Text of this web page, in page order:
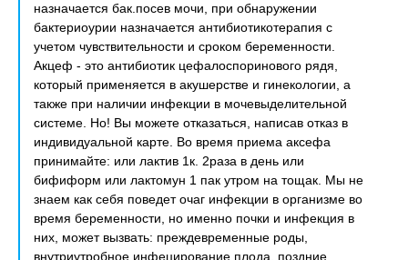
назначается бак.посев мочи, при обнаружении
бактериоурии назначается антибиотикотерапия с
учетом чувствительности и сроком беременности.
Акцеф - это антибиотик цефалоспоринового рядя,
который применяется в акушерстве и гинекологии, а
также при наличии инфекции в мочевыделительной
системе. Но! Вы можете отказаться, написав отказ в
индивидуальной карте. Во время приема аксефа
принимайте: или лактив 1к. 2раза в день или
бифиформ или лактомун 1 пак утром на тощак. Мы не
знаем как себя поведет очаг инфекции в организме во
время беременности, но именно почки и инфекция в
них, может вызвать: преждевременные роды,
внутриутробное инфецирование плода, поздние